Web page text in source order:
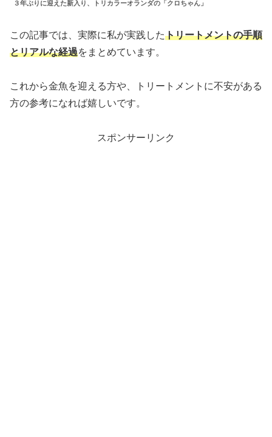
３年ぶりに迎えた新入り、トリカラーオランダの「クロちゃん」
この記事では、実際に私が実践したトリートメントの手順
とリアルな経過をまとめています。
これから金魚を迎える方や、トリートメントに不安がある
方の参考になれば嬉しいです。
スポンサーリンク